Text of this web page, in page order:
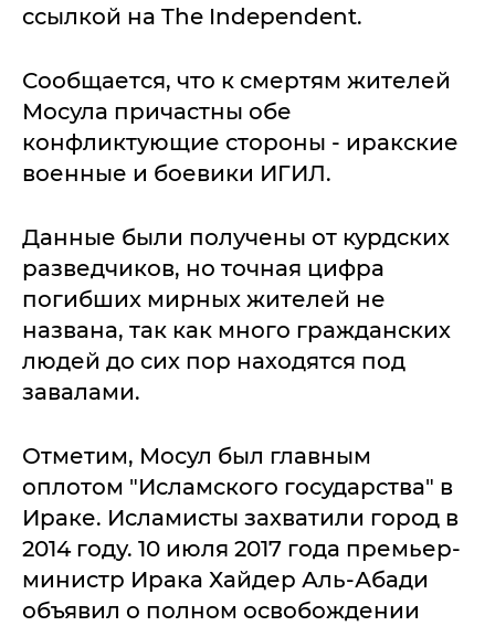
ссылкой на The Independent.
Сообщается, что к смертям жителей
Мосула причастны обе
конфликтующие стороны - иракские
военные и боевики ИГИЛ.
Данные были получены от курдских
разведчиков, но точная цифра
погибших мирных жителей не
названа, так как много гражданских
людей до сих пор находятся под
завалами.
Отметим, Мосул был главным
оплотом "Исламского государства" в
Ираке. Исламисты захватили город в
2014 году. 10 июля 2017 года премьер-
министр Ирака Хайдер Аль-Абади
объявил о полном освобождении